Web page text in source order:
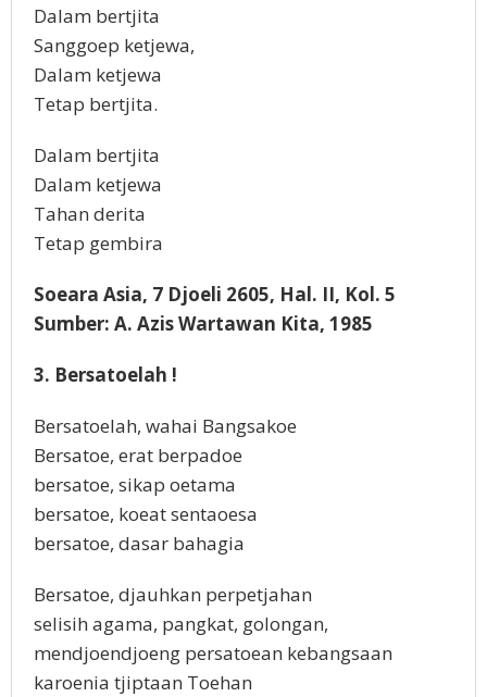
Dalam bertjita
Sanggoep ketjewa,
Dalam ketjewa
Tetap bertjita.
Dalam bertjita
Dalam ketjewa
Tahan derita
Tetap gembira
Soeara Asia, 7 Djoeli 2605, Hal. II, Kol. 5
Sumber: A. Azis Wartawan Kita, 1985
3. Bersatoelah !
Bersatoelah, wahai Bangsakoe
Bersatoe, erat berpadoe
bersatoe, sikap oetama
bersatoe, koeat sentaoesa
bersatoe, dasar bahagia
Bersatoe, djauhkan perpetjahan
selisih agama, pangkat, golongan,
mendjoendjoeng persatoean kebangsaan
karoenia tjiptaan Toehan